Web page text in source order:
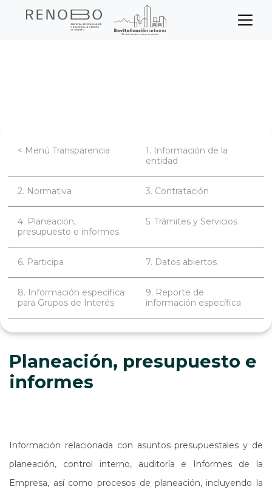
Sitio Web Empresa de
Transparencia
< Menú Transparencia
1. Información de la
entidad
2. Normativa 3. Contratación
4. Planeación,
presupuesto e informes
5. Trámites y Servicios
6. Participa 7. Datos abiertos
8. Información específica
para Grupos de Interés
9. Reporte de
información específica
Planeación, presupuesto e
informes
Información relacionada con asuntos presupuestales y de
planeación, control interno, auditoría e Informes de la
Empresa, así como procesos de planeación, incluyendo la